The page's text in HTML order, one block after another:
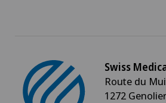
Swiss
Route du
1272 Genolier